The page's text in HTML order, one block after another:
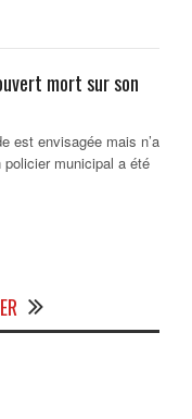
mort sur son
est envisagée mais n’a
policier municipal a été